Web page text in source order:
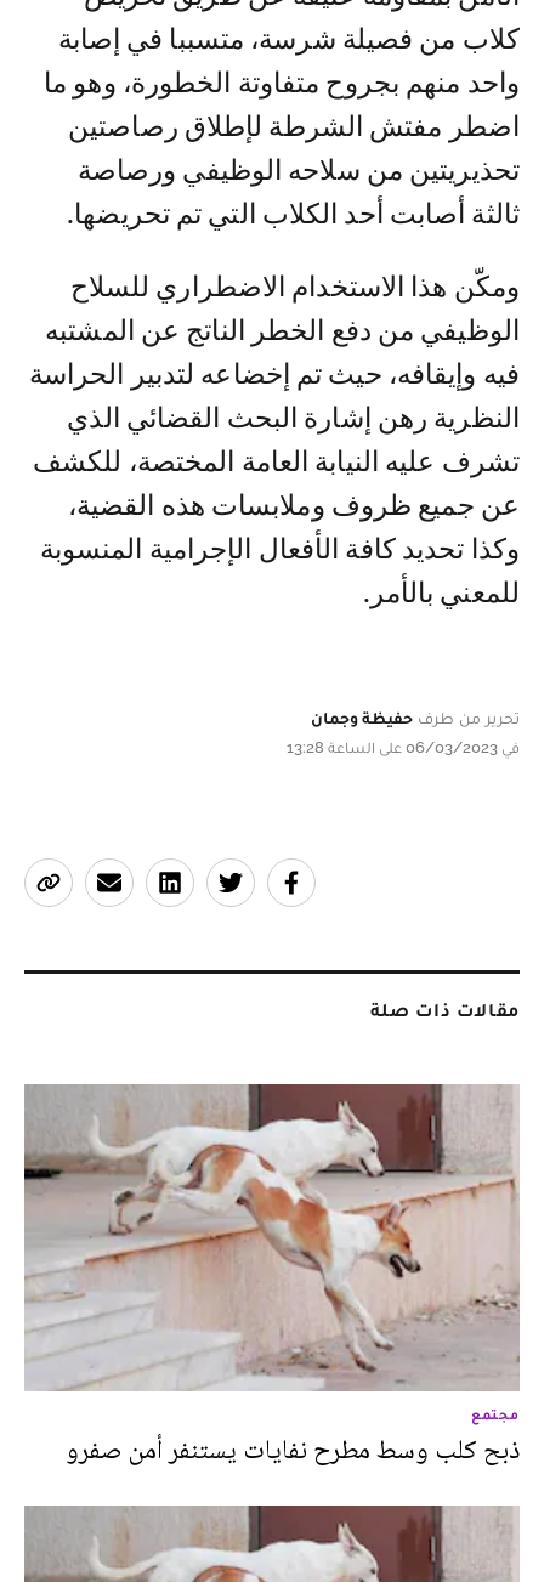
كلاب من فصيلة شرسة، متسببا في إصابة
واحد منهم بجروح متفاوتة الخطورة، وهو ما
اضطر مفتش الشرطة لإطلاق رصاصتين
تحذيريتين من سلاحه الوظيفي ورصاصة
ثالثة أصابت أحد الكلاب التي تم تحريضها.
ومكّن هذا الاستخدام الاضطراري للسلاح
الوظيفي من دفع الخطر الناتج عن المشتبه
فيه وإيقافه، حيث تم إخضاعه لتدبير الحراسة
النظرية رهن إشارة البحث القضائي الذي
تشرف عليه النيابة العامة المختصة، للكشف
عن جميع ظروف وملابسات هذه القضية،
وكذا تحديد كافة الأفعال الإجرامية المنسوبة
للمعني بالأمر.
تحرير من طرف حفيظة وجمان
في 06/03/2023 على الساعة 13:28
مقالات ذات صلة
مجتمع
ذبح كلب وسط مطرح نفايات يستنفر أمن صفرو